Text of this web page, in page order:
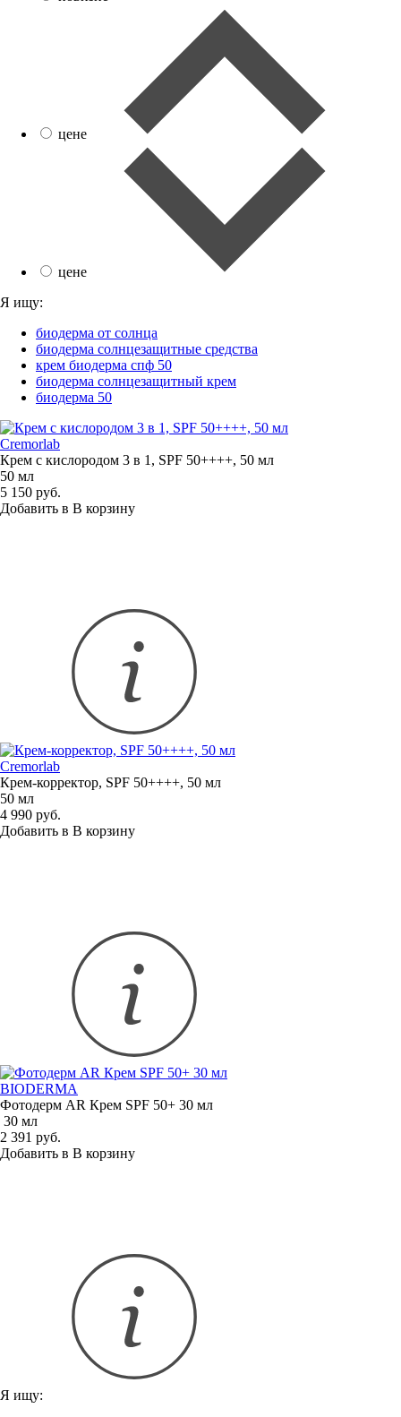
цене
цене
Я ищу:
биодерма от солнца
биодерма солнцезащитные средства
крем биодерма спф 50
биодерма солнцезащитный крем
биодерма 50
Cremorlab
Крем с кислородом 3 в 1, SPF 50++++, 50 мл
50 мл
5 150 руб.
Добавить в В корзину
Cremorlab
Крем-корректор, SPF 50++++, 50 мл
50 мл
4 990 руб.
Добавить в В корзину
BIODERMA
Фотодерм AR Крем SPF 50+ 30 мл
30 мл
2 391 руб.
Добавить в В корзину
Я ищу: